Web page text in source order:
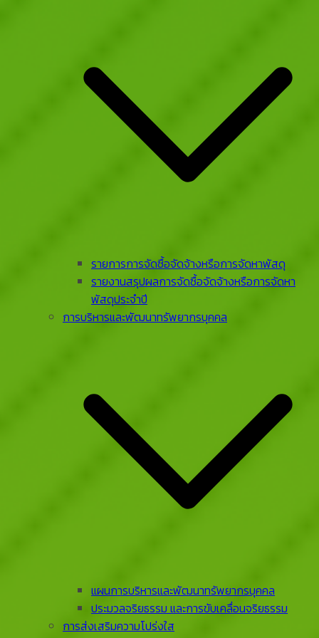
รายการการจัดซื้อจัดจ้างหรือการจัดหาพัสดุ
รายงานสรุปผลการจัดซื้อจัดจ้างหรือการจัดหา
พัสดุประจําปี
การบริหารและพัฒนาทรัพยากรบุคคล
แผนการบริหารและพัฒนาทรัพยากรบุคคล
ประมวลจริยธรรม และการขับเคลื่อนจริยธรรม
การส่งเสริมความโปร่งใส